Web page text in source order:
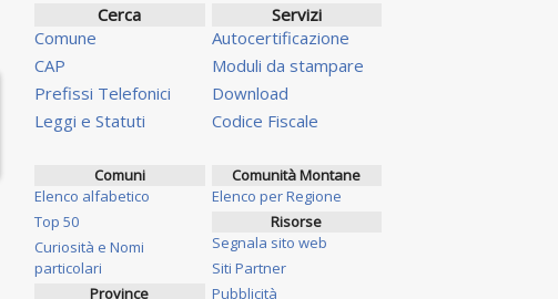
Cerca
Comune
CAP
Prefissi Telefonici
Leggi e Statuti
Servizi
Autocertificazione
Moduli da stampare
Download
Codice Fiscale
Comuni
Elenco alfabetico
Top 50
Curiosità e Nomi
particolari
Province
Comunità Montane
Elenco per Regione
Risorse
Segnala sito web
Siti Partner
Pubblicità